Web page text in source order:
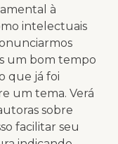
à
intelectuais
um bom tempo
que já foi
um tema. Verá
sobre
facilitar seu